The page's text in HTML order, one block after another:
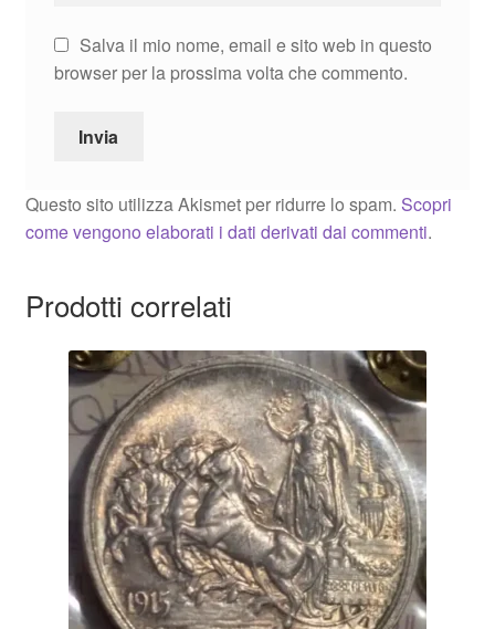
Salva il mio nome, email e sito web in questo
browser per la prossima volta che commento.
Questo sito utilizza Akismet per ridurre lo spam. Scopri
come vengono elaborati i dati derivati dai commenti.
Prodotti correlati